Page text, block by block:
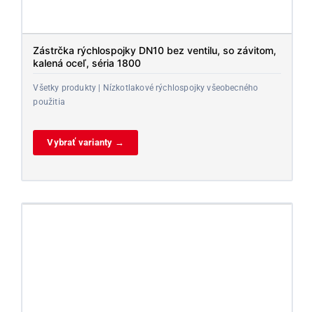
Zástrčka rýchlospojky DN10 bez ventilu, so závitom,
kalená oceľ, séria 1800
Všetky produkty | Nízkotlakové rýchlospojky všeobecného
použitia
Vybrať varianty →